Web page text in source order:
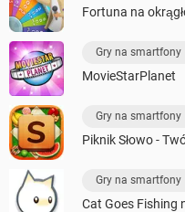
Fortuna na
Gry na smartfony
MovieStarPlanet
Gry na smartfony
Piknik Słowo -
Gry na smartfony
Cat Goes Fishing